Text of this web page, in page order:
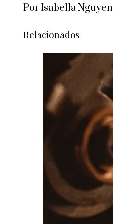
Por Isabella Nguyen
Relacionados